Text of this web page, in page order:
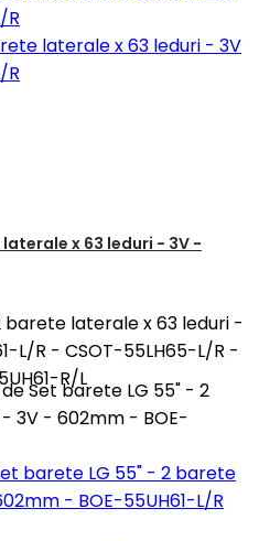
x 63 leduri - 3V -
laterale x 63 leduri -
L/R - CSOT-55LH65-L/R -
R/L
Set barete LG 55" - 2
3V - 602mm - BOE-
barete LG 55" - 2 barete
- BOE-55UH61-L/R